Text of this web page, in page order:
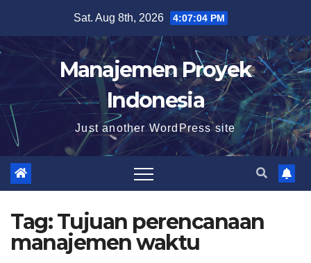
content
Sat. Aug 8th, 2026 4:07:05 PM
Manajemen Proyek
Indonesia
Just another WordPress site
Tag:Tujuan perencanaan
manajemen waktu